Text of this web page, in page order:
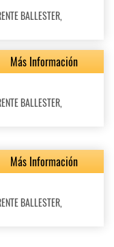
BALLESTER,
Más Información
BALLESTER,
Más Información
BALLESTER,